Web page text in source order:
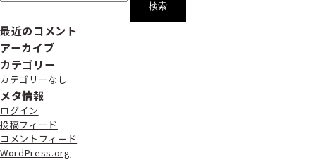
最近のコメント
アーカイブ
カテゴリー
カテゴリーなし
メタ情報
ログイン
投稿フィード
コメントフィード
WordPress.org